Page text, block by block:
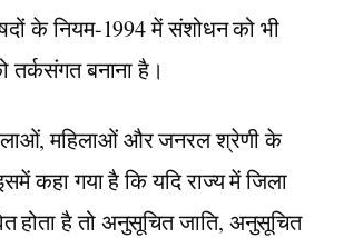
के नियम-1994 में संशोधन को भी
तर्कसंगत बनाना है।
महिलाओं और जनरल श्रेणी के
कहा गया है कि यदि राज्य में जिला
होता है तो अनुसूचित जाति, अनुसूचित